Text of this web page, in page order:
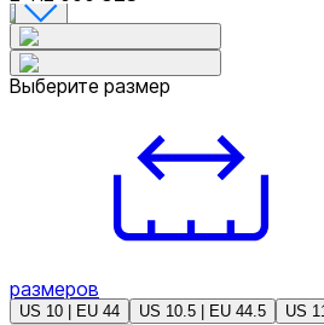
Выберите размер
размеров
US 10 | EU 44 US 10.5 | EU 44.5
US